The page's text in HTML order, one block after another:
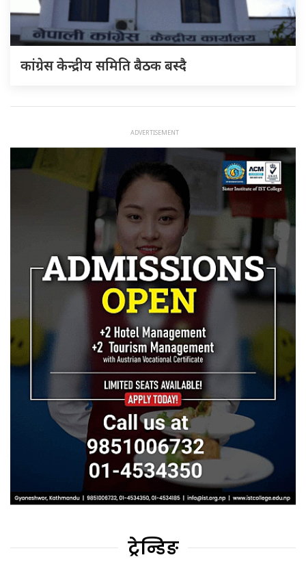
कांग्रेस केन्द्रीय समिति बैठक बस्दै
ट्रेन्डिङ